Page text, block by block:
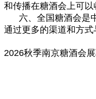
和传播在糖酒会上可以
六、全国糖酒会是中
通过更多的渠道和方
2026秋季南京糖酒会